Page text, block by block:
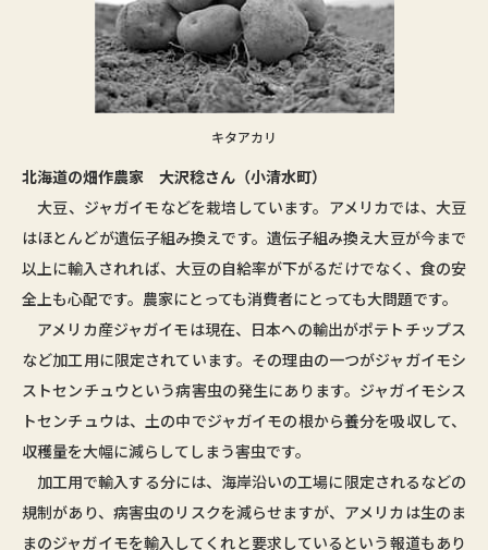
キタアカリ
北海道の畑作農家 大沢稔さん（小清水町）
大豆、ジャガイモなどを栽培しています。アメリカでは、大豆
はほとんどが遺伝子組み換えです。遺伝子組み換え大豆が今まで
以上に輸入されれば、大豆の自給率が下がるだけでなく、食の安
全上も心配です。農家にとっても消費者にとっても大問題です。
アメリカ産ジャガイモは現在、日本への輸出がポテトチップス
など加工用に限定されています。その理由の一つがジャガイモシ
ストセンチュウという病害虫の発生にあります。ジャガイモシス
トセンチュウは、土の中でジャガイモの根から養分を吸収して、
収穫量を大幅に減らしてしまう害虫です。
加工用で輸入する分には、海岸沿いの工場に限定されるなどの
規制があり、病害虫のリスクを減らせますが、アメリカは生のま
まのジャガイモを輸入してくれと要求しているという報道もあり